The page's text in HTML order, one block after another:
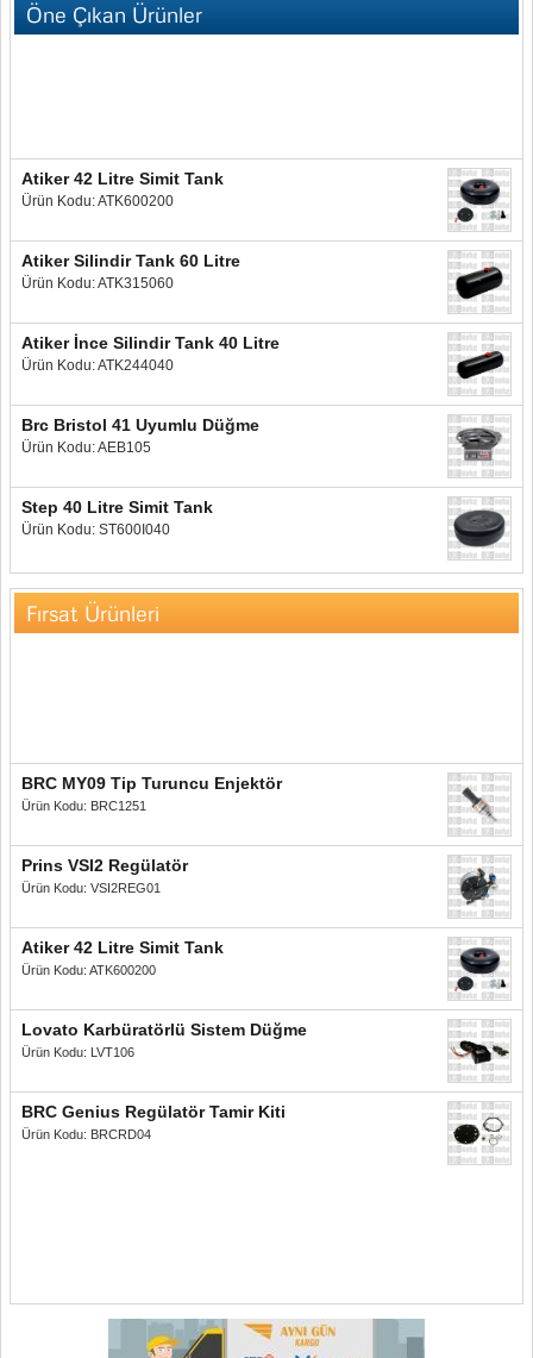
Öne Çıkan Ürünler
Atiker 42 Litre Simit Tank
Ürün Kodu: ATK600200
Atiker Silindir Tank 60 Litre
Ürün Kodu: ATK315060
Atiker İnce Silindir Tank 40 Litre
Ürün Kodu: ATK244040
Brc Bristol 41 Uyumlu Düğme
Ürün Kodu: AEB105
Step 40 Litre Simit Tank
Ürün Kodu: ST600I040
Fırsat Ürünleri
BRC MY09 Tip Turuncu Enjektör
Ürün Kodu: BRC1251
Prins VSI2 Regülatör
Ürün Kodu: VSI2REG01
Atiker 42 Litre Simit Tank
Ürün Kodu: ATK600200
Lovato Karbüratörlü Sistem Düğme
Ürün Kodu: LVT106
BRC Genius Regülatör Tamir Kiti
Ürün Kodu: BRCRD04